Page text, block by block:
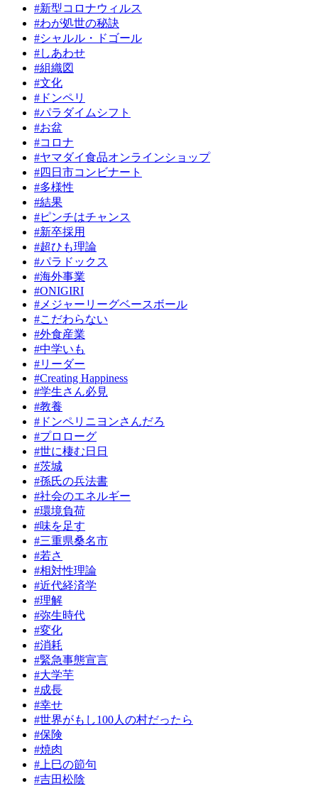
#新型コロナウィルス
#わが処世の秘訣
#シャルル・ドゴール
#しあわせ
#組織図
#文化
#ドンペリ
#パラダイムシフト
#お盆
#コロナ
#ヤマダイ食品オンラインショップ
#四日市コンビナート
#多様性
#結果
#ピンチはチャンス
#新卒採用
#超ひも理論
#パラドックス
#海外事業
#ONIGIRI
#メジャーリーグベースボール
#こだわらない
#外食産業
#中学いも
#リーダー
#Creating Happiness
#学生さん必見
#教養
#ドンペリニヨンさんだろ
#プロローグ
#世に棲む日日
#茨城
#孫氏の兵法書
#社会のエネルギー
#環境負荷
#味を足す
#三重県桑名市
#若さ
#相対性理論
#近代経済学
#理解
#弥生時代
#変化
#消耗
#緊急事態宣言
#大学芋
#成長
#幸せ
#世界がもし100人の村だったら
#保険
#焼肉
#上巳の節句
#吉田松陰